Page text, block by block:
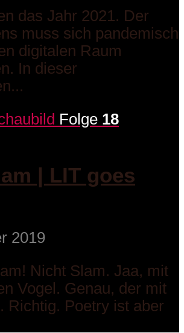
das Jahr 2021. Der
muss sich pandemisch
digitalen Raum
In dieser
Folge 18
| LIT goes
2019
Nicht Slam. Jaa, mit
Vogel. Genau, der mit
Richtig. Poetry ist aber